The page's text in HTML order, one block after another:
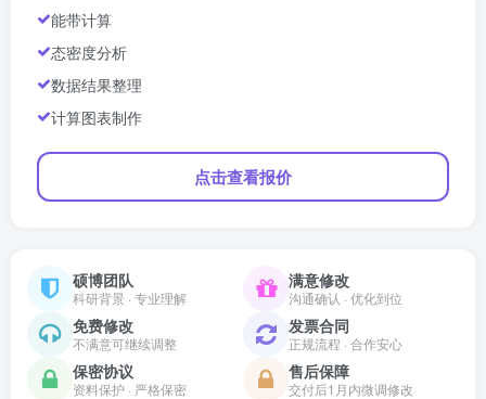
能带计算
态密度分析
数据结果整理
计算图表制作
点击查看报价
硕博团队
科研背景 · 专业理解
满意修改
沟通确认 · 优化到位
免费修改
不满意可继续调整
发票合同
正规流程 · 合作安心
保密协议
资料保护 · 严格保密
售后保障
交付后1月内微调修改